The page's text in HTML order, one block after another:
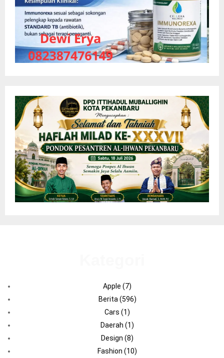
Apple (7)
Berita (596)
Cars (1)
Daerah (1)
Design (8)
Fashion (10)